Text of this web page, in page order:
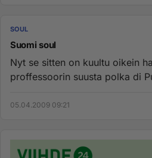
SOUL
Suomi soul
Nyt se sitten on kuultu oikein
proffessoorin suusta polka di
05.04.2009 09:21